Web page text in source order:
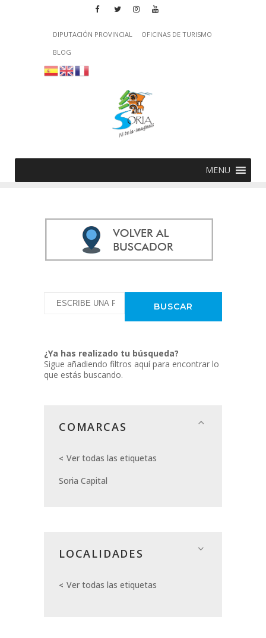
DIPUTACIÓN PROVINCIAL
OFICINAS DE TURISMO
BLOG
MENU
¿Ya has realizado tu búsqueda?
Sigue añadiendo filtros aquí para encontrar lo
que estás buscando.
COMARCAS
Ver todas las etiquetas
Soria Capital
LOCALIDADES
Ver todas las etiquetas